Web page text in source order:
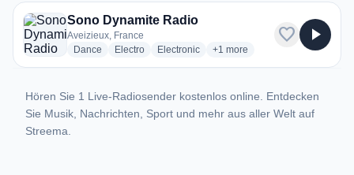
1 Radiosender aus Aveizieux
Sono Dynamite Radio
Aveizieux, France
Dance radio stations
Electroradio stations
Electronicradio stations
+1 more genres for Sono
more
favorite play_arrow
Hören Sie 1 Live-Radiosender kostenlos online. Entdecken
Sie Musik, Nachrichten, Sport und mehr aus aller Welt auf
Streema.